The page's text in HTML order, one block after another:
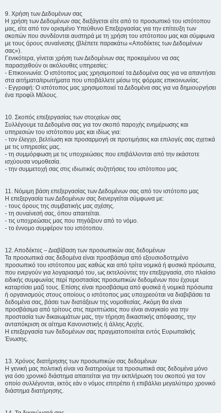
9. Χρήση των Δεδομένων σας
Η χρήση των Δεδομένων σας διεξάγεται είτε από το προσωπικό του ιστότοπου
μας, είτε από τον ορισμένο Υπεύθυνο Επεξεργασίας για την επίτευξη των
σκοπών που συνδέονται αυστηρά με τη χρήση του ιστότοπου μας και σύμφωνα
με τους όρους συναίνεσης (βλέπετε παρακάτω «Αποδέκτες των Δεδομένων
σας»).
Γενικότερα, γίνεται χρήση των Δεδομένων σας προκειμένου να σας
παρασχεθούν οι ακόλουθες υπηρεσίες:
- Επικοινωνία: Ο ιστότοπος μας χρησιμοποιεί τα Δεδομένα σας για να απαντήσει
στα αιτήματα/ερωτήματα που υποβάλλετε μέσω της φόρμας επικοινωνίας.
- Εγγραφή: Ο ιστότοπος μας χρησιμοποιεί τα Δεδομένα σας για να δημιουργήσει
ένα προφίλ Μέλους.
10. Σκοπός επεξεργασίας των στοιχείων σας
Συλλέγουμε τα Δεδομένα σας για τον σκοπό παροχής ενημέρωσης και
υπηρεσιών του ιστότοπου μας και ιδίως για:
- τον έλεγχο, βελτίωση και προσαρμογή σε προτιμήσεις και επιλογές σας σχετικά
με τις υπηρεσίες μας.
- τη συμμόρφωση με τις υποχρεώσεις που επιβάλλονται από την εκάστοτε
ισχύουσα νομοθεσία.
- την συμμετοχή σας στις ιδιωτικές συζητήσεις του ιστότοπου μας.
11. Νόμιμη βάση επεξεργασίας των Δεδομένων σας από τον ιστότοπο μας
Η επεξεργασία των Δεδομένων σας διενεργείται σύμφωνα με:
- τους όρους της συμβατικής μας σχέσης.
- τη συναίνεσή σας, όπου απαιτείται.
- τις υποχρεώσεις μας που πηγάζουν από το νόμο.
- το έννομο συμφέρον του ιστότοπου.
12. Αποδέκτες – Διαβίβαση των προσωπικών σας δεδομένων
Τα προσωπικά σας δεδομένα είναι προσβάσιμα από εξουσιοδοτημένο
προσωπικό του ιστότοπου μας καθώς και από τρίτα νομικά ή φυσικά πρόσωπα,
που ενεργούν για λογαριασμό του, ως εκτελούντες την επεξεργασία, στο πλαίσιο
ειδικής συμφωνίας περί προστασίας προσωπικών δεδομένων που έχουμε
καταρτίσει μαζί τους. Επίσης είναι προσβάσιμα από φυσικά ή νομικά πρόσωπα
ή οργανισμούς στους οποίους ο ιστότοπος μας υποχρεούται να διαβιβάσει τα
δεδομένα σας, βάσει των διατάξεων της νομοθεσίας. Ακόμη θα είναι
προσβάσιμα από τρίτους στις περιπτώσεις που είναι αναγκαίο για την
προστασία των δικαιωμάτων μας, την τήρηση δικαστικής απόφασης, την
ανταπόκριση σε αίτημα Κανονιστικής ή άλλης Αρχής.
Η επεξεργασία των δεδομένων σας πραγματοποιείται εντός Ευρωπαϊκής
Ένωσης.
13. Χρόνος διατήρησης των προσωπικών σας δεδομένων
Η γενική μας πολιτική είναι να διατηρούμε τα προσωπικά σας δεδομένα μόνο
για όσο χρονικό διάστημα απαιτείται για την εκπλήρωση του σκοπού για τον
οποίο συλλέγονται, εκτός εάν ο νόμος επιτρέπει ή επιβάλλει μεγαλύτερο χρονικό
διάστημα διατήρησης.